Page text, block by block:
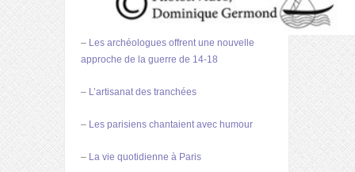
– Les archéologues offrent une nouvelle
approche de la guerre de 14-18
– L’artisanat des tranchées
– Les parisiens chantaient avec humour
– La vie quotidienne à Paris